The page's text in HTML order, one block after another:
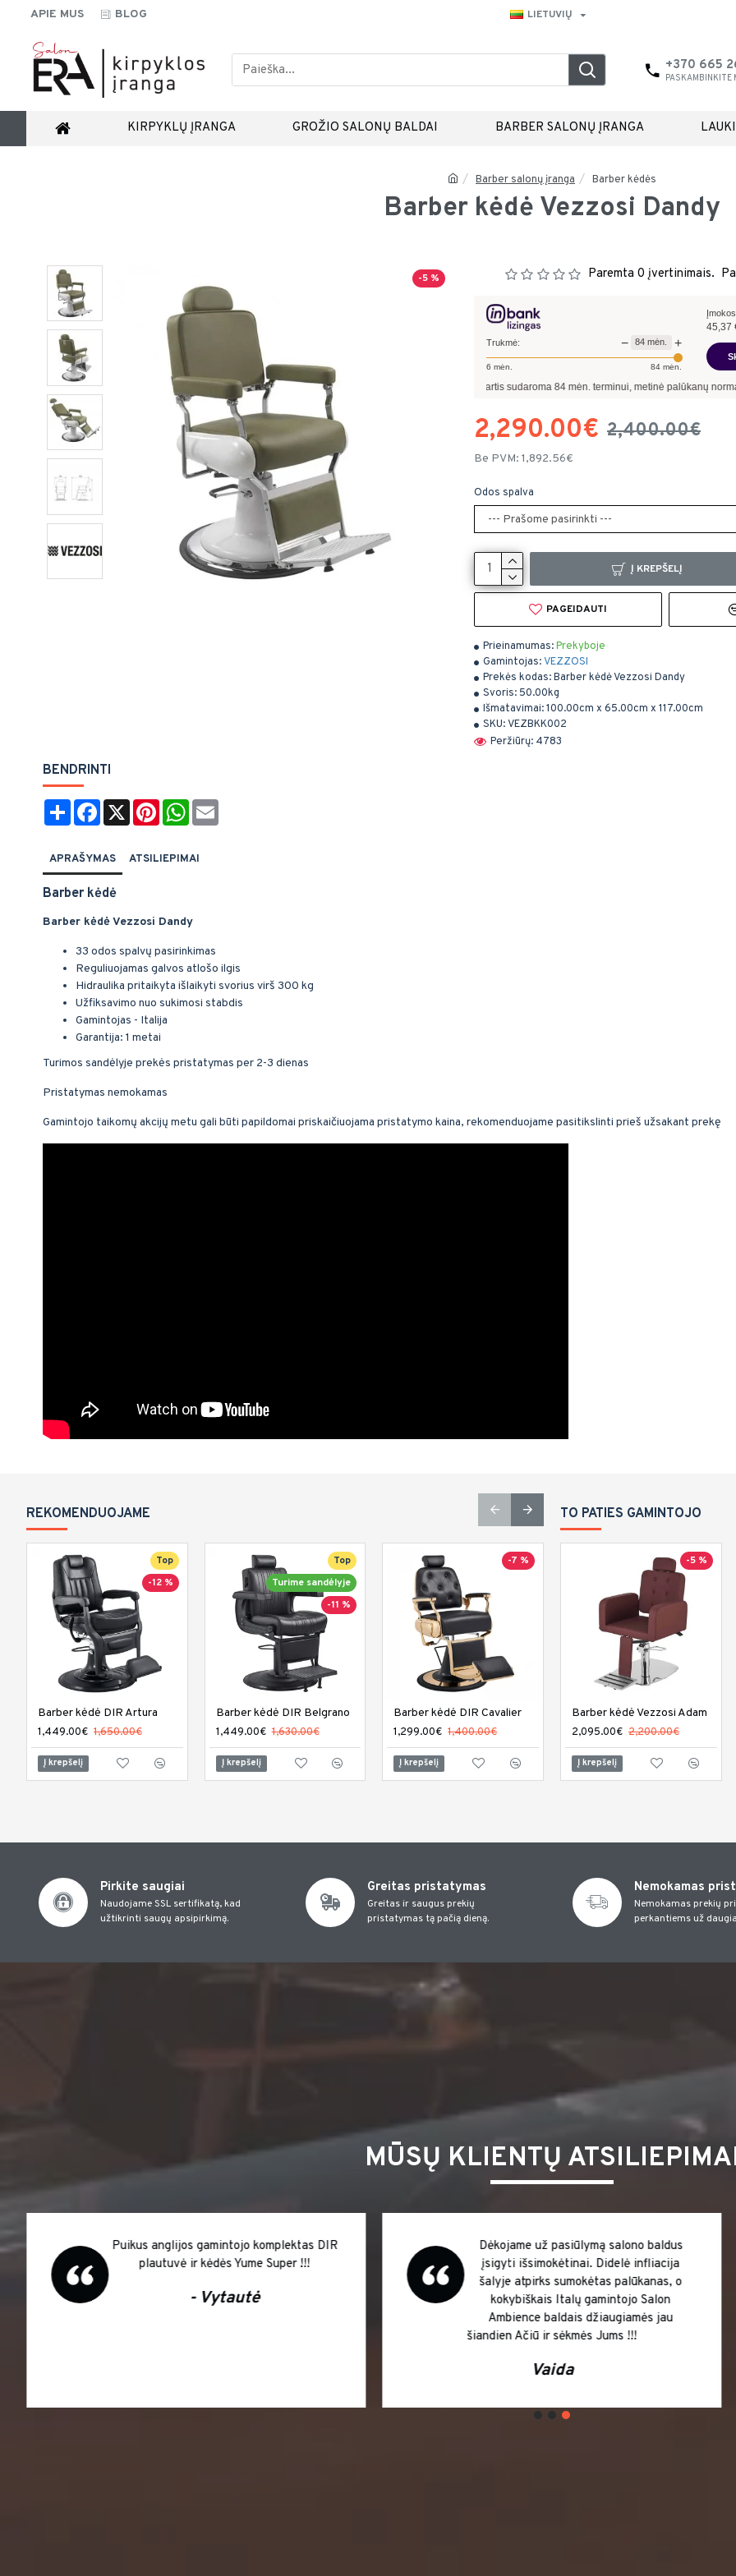
APIE MUS BLOG LIETUVIŲ
+370 665
PASKAMBINKITE
KIRPYKLŲ ĮRANGA GROŽIO SALONŲ BALDAI BARBER SALONŲ ĮRANGA
Barber salonų įranga Barber kėdės
Barber kėdė Vezzosi Dandy
-5 %
Prieinamumas:Prekyboje
Gamintojas:VEZZOSI
Prekės kodas:Barber kėdė Vezzosi Dandy
Svoris: 50.00kg
Išmatavimai:100.00cm x 65.00cm x 117.00cm
SKU:VEZBKK002
Peržiūrų: 4783
Paremta 0 įvertinimais.
2,290.00€ 2,400.00€
Be PVM: 1,892.56€
Odos spalva
Trukmė: − 84 mėn. +
6 mėn. 84mėn.
45,37
Pavyzdžiui, skolinantis €, kai sutartis sudaroma84mėn. terminui, metinė palūkanų norma –8,90%,
Į KREPŠELĮ
PAGEIDAUTI
BENDRINTI
Share Facebook
X PinterestWhatsApp
APRAŠYMAS ATSILIEPIMAI
Barber kėdė
Barber kėdė Vezzosi Dandy
33 odos spalvų pasirinkimas
Reguliuojamas galvos atlošo ilgis
Hidraulika pritaikyta išlaikyti svorius virš 300 kg
Užfiksavimo nuo sukimosi stabdis
Gamintojas - Italija
Garantija: 1 metai
Turimos sandėlyje prekės pristatymas per 2-3 dienas
Pristatymas nemokamas
Gamintojo taikomų akcijų metu gali būti papildomai priskaičiuojama pristatymo kaina, rekomenduojame pasitikslinti prieš užsakant prekę
REKOMENDUOJAME
Top
-12 %
Barber kėdė DIR Artura
1,449.00€ 1,650.00€
Į krepšelį
Top
Turime sandėlyje
-11 %
Barber kėdė DIR Belgrano
1,449.00€ 1,630.00€
Į krepšelį
-7 %
Barber kėdė DIR Cavalier
1,299.00€ 1,400.00€
Į krepšelį
-13 %
Barber kėdė DIR Executive
1,229.00€ 1,420.00€
Į krepšelį
TO PATIES GAMINTOJO
-5 %
Barber kėdė Vezzosi Adam
2,095.00€ 2,200.00€
Į krepšelį
Pirkite saugiai
Naudojame SSL sertifikatą, kad
užtikrinti saugų apsipirkimą.
Greitas pristatymas
Greitas ir saugus prekių
pristatymas tą pačią dieną.
Nemokamas
Nemokamas prekių
perkantiems už
MŪSŲ KLIENTŲ
Puikus anglijos gamintojo komplektas DIR
plautuvė ir kėdės Yume Super !!!
- Vytautė
Dėkojame už pasiūlymą salono baldus
įsigyti išsimokėtinai. Didelė infliacija
šalyje atpirks sumokėtas palūkanas, o
kokybiškais Italų gamintojo Salon
Ambience baldais džiaugiamės jau
šiandien Ačiū ir sėkmės Jums !!!
Vaida